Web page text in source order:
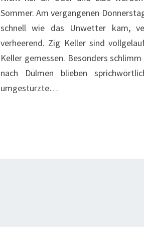
Sommer. Am vergangenen
schnell wie das Unwetter kam,
verheerend. Zig Keller sind
Keller gemessen. Besonders
nach Dülmen blieben
umgestürzte…